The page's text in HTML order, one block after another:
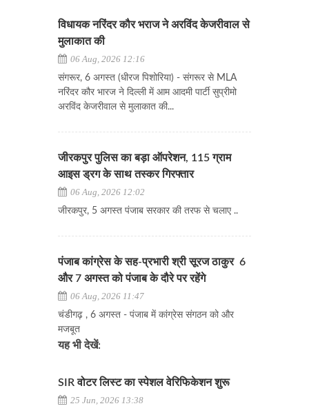
विधायक नरिंदर कौर भराज ने अरविंद केजरीवाल से
मुलाकात की
06 Aug, 2026 12:16
संगरूर, 6 अगस्त (धीरज पिशोरिया) - संगरूर से MLA
नरिंदर कौर भारज ने दिल्ली में आम आदमी पार्टी सुप्रीमो
अरविंद केजरीवाल से मुलाकात की...
जीरकपुर पुलिस का बड़ा ऑपरेशन, 115 ग्राम
आइस ड्रग के साथ तस्कर गिरफ्तार
06 Aug, 2026 12:02
जीरकपुर, 5 अगस्त पंजाब सरकार की तरफ से चलाए ..
पंजाब कांग्रेस के सह-प्रभारी श्री सूरज ठाकुर 6
और 7 अगस्त को पंजाब के दौरे पर रहेंगे
06 Aug, 2026 11:47
चंडीगढ़ , 6 अगस्त - पंजाब में कांग्रेस संगठन को और
मजबूत
यह भी देखें:
SIR वोटर लिस्ट का स्पेशल वेरिफिकेशन शुरू
25 Jun, 2026 13:38